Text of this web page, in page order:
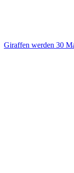
Giraffen werden 30